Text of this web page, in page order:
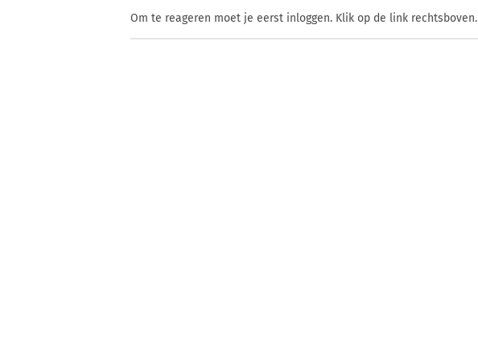
Om te reageren moet je eerst inloggen. Klik op de link rechtsboven.